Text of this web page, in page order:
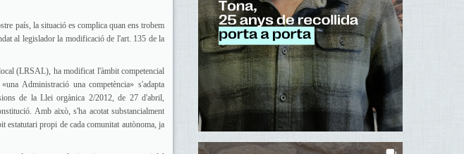
país, la situació es complica quan ens trobem
al legislador la modificació de l'art. 135 de la
(LRSAL), ha modificat l'àmbit competencial
Administració una competència» s'adapta
de la Llei orgànica 2/2012, de 27 d'abril,
Amb això, s'ha acotat substancialment
estatutari propi de cada comunitat autònoma, ja